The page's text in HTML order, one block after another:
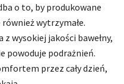
o to, by produkowane
wytrzymałe.
wysokiej jakości bawełny,
powoduje podrażnień.
przez cały dzień,